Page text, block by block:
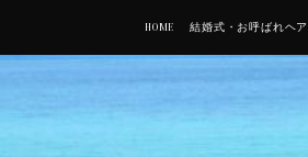
HOME 結婚式・お呼ばれヘア